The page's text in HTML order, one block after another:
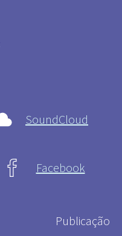
SoundCloud
Facebook
Publicação